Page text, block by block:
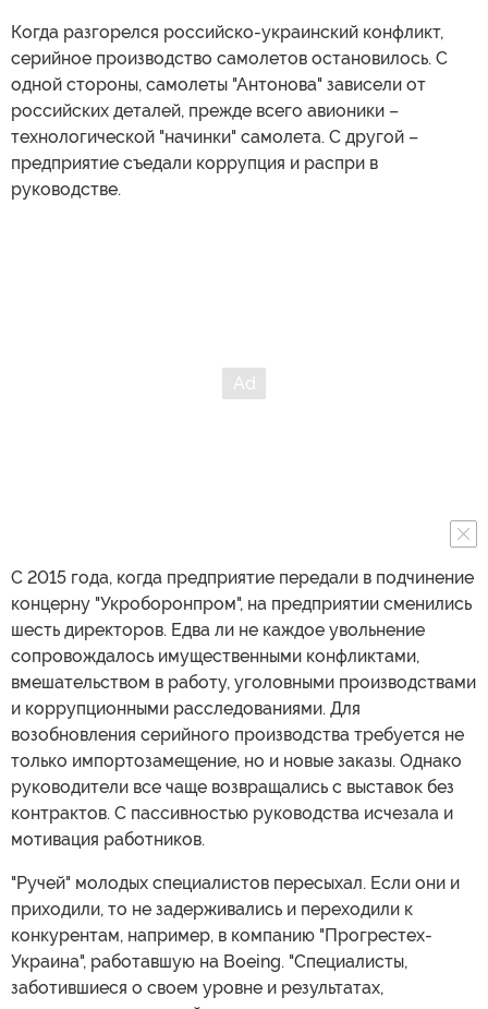
Когда разгорелся российско-украинский конфликт,
серийное производство самолетов остановилось. С
одной стороны, самолеты "Антонова" зависели от
российских деталей, прежде всего авионики –
технологической "начинки" самолета. С другой –
предприятие съедали коррупция и распри в
руководстве.
С 2015 года, когда предприятие передали в подчинение
концерну "Укроборонпром", на предприятии сменились
шесть директоров. Едва ли не каждое увольнение
сопровождалось имущественными конфликтами,
вмешательством в работу, уголовными производствами
и коррупционными расследованиями. Для
возобновления серийного производства требуется не
только импортозамещение, но и новые заказы. Однако
руководители все чаще возвращались с выставок без
контрактов. С пассивностью руководства исчезала и
мотивация работников.
"Ручей" молодых специалистов пересыхал. Если они и
приходили, то не задерживались и переходили к
конкурентам, например, в компанию "Прогрестех-
Украина", работавшую на Boeing. "Специалисты,
заботившиеся о своем уровне и результатах,